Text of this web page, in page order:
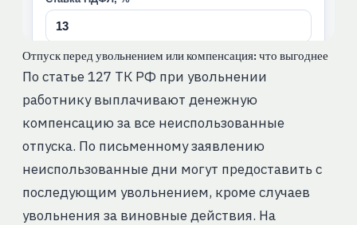
Отпуск перед увольнением или компенсация: что выгоднее
По статье 127 ТК РФ при увольнении
работнику выплачивают денежную
компенсацию за все неиспользованные
отпуска. По письменному заявлению
неиспользованные дни могут предоставить с
последующим увольнением, кроме случаев
увольнения за виновные действия. На